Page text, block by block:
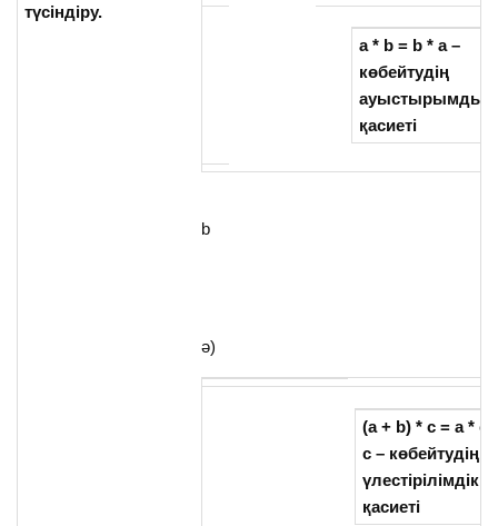
түсіндіру.
a * b = b * a –
көбейтудің
қасиеті
b
ә)
(a+ b) * с= а * с
c – көбейтудің
үлестірілімдік
қасиеті